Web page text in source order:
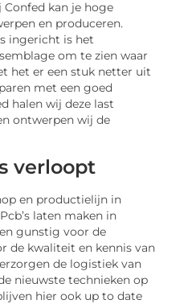
Confed kan je hoge
en produceren.
ingericht is het
om te zien waar
het er een stuk netter uit
met een goed
halen wij deze last
ontwerpen wij de
verloopt
en productielijn in
laten maken in
gunstig voor de
de kwaliteit en kennis van
de logistiek van
nieuwste technieken op
hier ook up to date